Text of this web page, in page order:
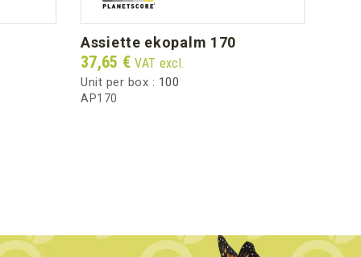
assiette ekopalm 170
Price
37,65 €VAT excl.
Unit per box : 100
AP170